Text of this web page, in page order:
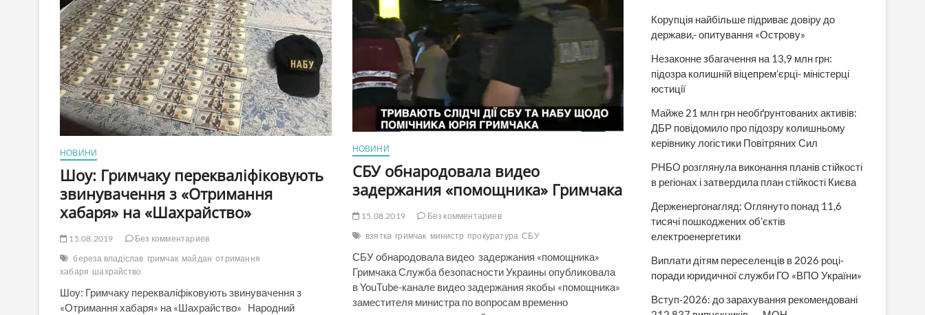
НОВИНИ
Шоу: Гримчаку перекваліфіковують
звинувачення з «Отримання
хабаря» на «Шахрайство»
15.08.2019
Без комментариев
береза владіслав гримчак майдан отримання
хабаря шахрайство
Шоу: Гримчаку перекваліфіковують звинувачення з
«Отримання хабаря» на «Шахрайство» Народний
НОВИНИ
СБУ обнародовала видео
задержания «помощника» Гримчака
15.08.2019
Без комментариев
взятка гримчак министр прокуратура СБУ
СБУ обнародовала видео задержания «помощника»
Гримчака Служба безопасности Украины опубликовала
в YouTube-канале видео задержания якобы «помощника»
заместителя министра по вопросам временно
Корупція найбільше підриває довіру до
держави,- опитування «Острову»
Незаконне збагачення на 13,9 млн грн:
підозра колишній віцепрем’єрці- міністерці
юстиції
Майже 21 млн грн необґрунтованих активів:
ДБР повідомило про підозру колишньому
керівнику логістики Повітряних Сил
РНБО розглянула виконання планів стійкості
в регіонах і затвердила план стійкості Києва
Держенергонагляд: Оглянуто понад 11,6
тисячі пошкоджених об’єктів
електроенергетики
Виплати дітям переселенців в 2026 році-
поради юридичної служби ГО «ВПО України»
Вступ-2026: до зарахування рекомендовані